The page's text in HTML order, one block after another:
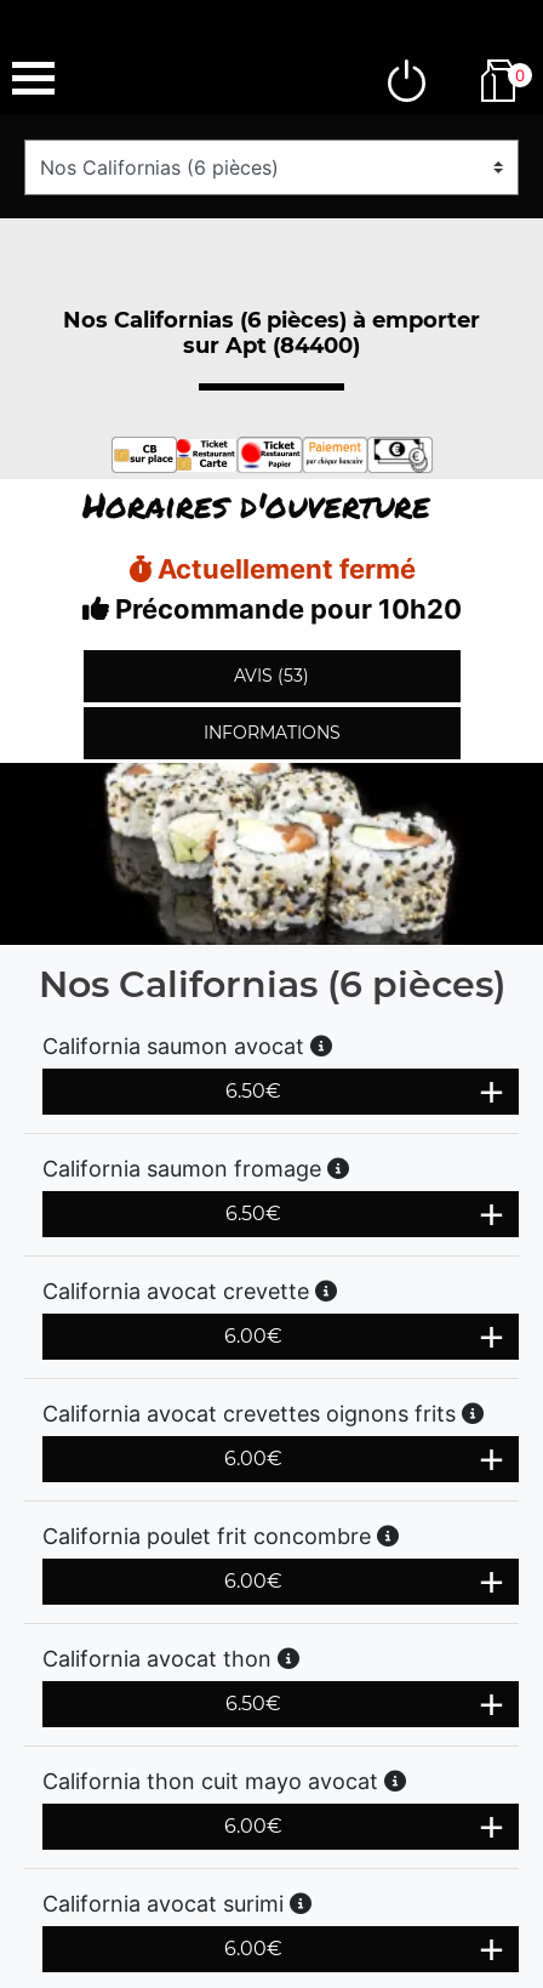
0
Nos Californias (6 pièces) à emporter
sur Apt (84400)
Horaires d'ouverture
Actuellement fermé
Précommande pour 10h20
AVIS (53)
INFORMATIONS
Nos Californias (6 pièces)
California saumon avocat
6.50€
California saumon fromage
6.50€
California avocat crevette
6.00€
California avocat crevettes oignons frits
6.00€
California poulet frit concombre
6.00€
California avocat thon
6.50€
California thon cuit mayo avocat
6.00€
California avocat surimi
6.00€